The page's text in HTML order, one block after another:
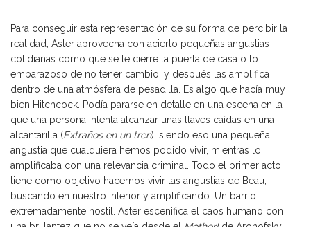
Para conseguir esta representación de su forma de percibir la
realidad, Aster aprovecha con acierto pequeñas angustias
cotidianas como que se te cierre la puerta de casa o lo
embarazoso de no tener cambio, y después las amplifica
dentro de una atmósfera de pesadilla. Es algo que hacía muy
bien Hitchcock. Podía pararse en detalle en una escena en la
que una persona intenta alcanzar unas llaves caídas en una
alcantarilla (Extraños en un tren), siendo eso una pequeña
angustia que cualquiera hemos podido vivir, mientras lo
amplificaba con una relevancia criminal. Todo el primer acto
tiene como objetivo hacernos vivir las angustias de Beau,
buscando en nuestro interior y amplificando. Un barrio
extremadamente hostil. Aster escenifica el caos humano con